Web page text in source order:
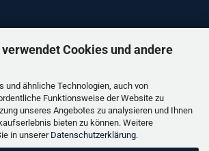
Cookies und andere
und ähnliche Technologien, auch von
Funktionsweise der Website zu
unseres Angebotes zu analysieren und Ihnen
bieten zu können. Weitere
in unserer Datenschutzerklärung.